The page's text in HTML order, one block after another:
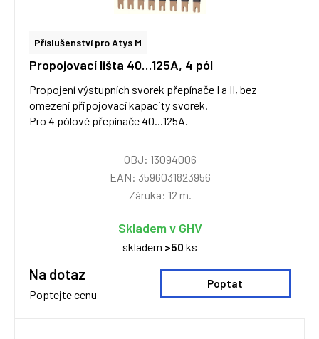
Příslušenství pro Atys M
Propojovací lišta 40…125A, 4 pól
Propojení výstupních svorek přepínače I a II, bez
omezení připojovací kapacity svorek.
Pro 4 pólové přepínače 40...125A.
OBJ: 13094006
EAN: 3596031823956
Záruka: 12 m.
Skladem v GHV
skladem >50 ks
Na dotaz
Poptejte cenu
Poptat